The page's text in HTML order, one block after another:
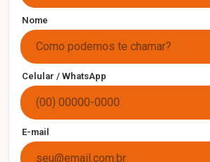
Nome
Celular / WhatsApp
E-mail